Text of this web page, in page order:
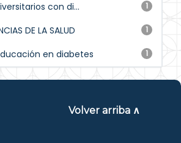
1
con di...
1
DE LA SALUD
1
en diabetes
Volver arriba ∧